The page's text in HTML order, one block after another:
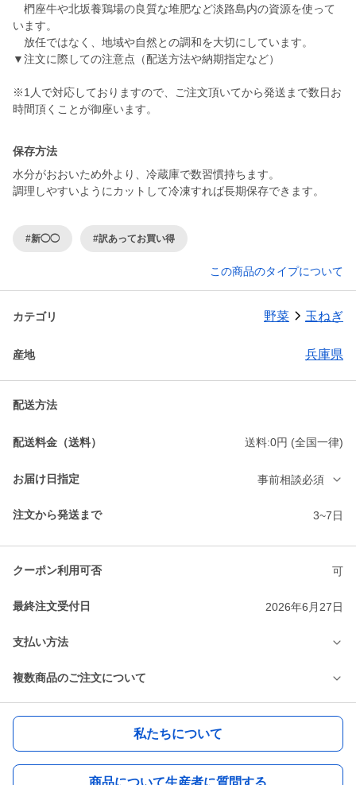
椚座牛や北坂養鶏場の良質な堆肥など淡路島内の資源を使って
います。
放任ではなく、地域や自然との調和を大切にしています。
▼注文に際しての注意点（配送方法や納期指定など）
※1人で対応しておりますので、ご注文頂いてから発送まで数日お
保存方法
水分がおおいため外より、冷蔵庫で数習慣持ちます。
調理しやすいようにカットして冷凍すれば長期保存できます。
#新◯◯ #訳あってお買い得
この商品のタイプについて
カテゴリ 野菜 玉ねぎ
産地 兵庫県
配送方法
配送料金（送料） 送料:0円 (全国一律)
お届け日指定 事前相談必須
注文から発送まで 3~7日
クーポン利用可否 可
最終注文受付日 2026年6月27日
支払い方法
複数商品のご注文について
私たちについて
商品について生産者に質問する